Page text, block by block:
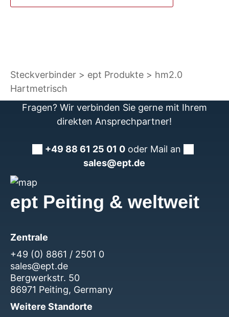
Steckverbinder ept Produkte
hm2.0
Hartmetrisch
Fragen? Wir verbinden Sie gerne mit Ihrem
direkten Ansprechpartner!
+49 88 61 25 01 0 oder Mail an
sales@ept.de
ept Peiting & weltweit
Zentrale
+49 (0) 8861 / 2501 0
sales@ept.de
Bergwerkstr. 50
86971 Peiting, Germany
Weitere Standorte